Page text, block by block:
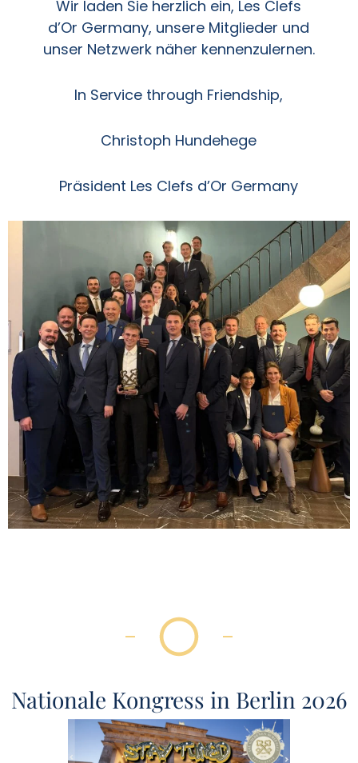
Wir laden Sie herzlich ein, Les Clefs
d’Or Germany, unsere Mitglieder und
unser Netzwerk näher kennenzulernen.
In Service through Friendship,
Christoph Hundehege
Präsident Les Clefs d’Or Germany
Nationale Kongress in Berlin 2026